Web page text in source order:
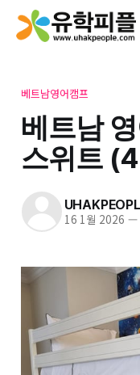
베트남영어캠프
베트남
스위트
16 1월 2026 —